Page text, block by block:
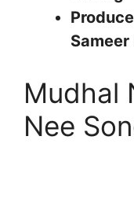
Sameer
Mudhal
Nee